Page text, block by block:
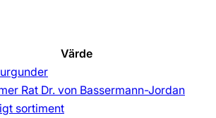
Värde
Rat Dr. von Bassermann-Jordan
sortiment